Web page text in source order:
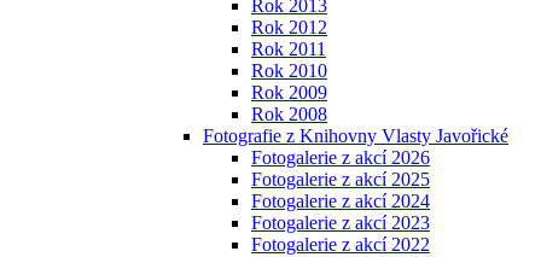
Rok 2013
Rok 2012
Rok 2011
Rok 2010
Rok 2009
Rok 2008
Fotografie z Knihovny Vlasty Javořické
Fotogalerie z akcí 2026
Fotogalerie z akcí 2025
Fotogalerie z akcí 2024
Fotogalerie z akcí 2023
Fotogalerie z akcí 2022